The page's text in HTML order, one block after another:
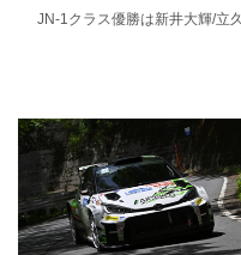
JN-1クラス優勝は新井大輝/立